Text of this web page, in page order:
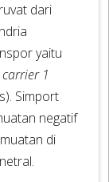
dari
yaitu
1
Simport
negatif
di